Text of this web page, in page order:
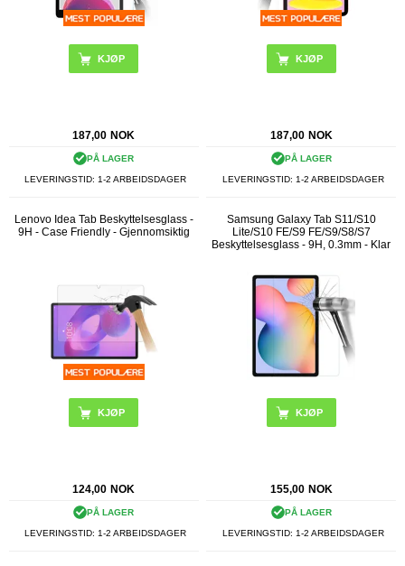
187,00 NOK
PÅ LAGER
LEVERINGSTID: 1-2 ARBEIDSDAGER
187,00 NOK
PÅ LAGER
LEVERINGSTID: 1-2 ARBEIDSDAGER
Lenovo Idea Tab Beskyttelsesglass -
9H - Case Friendly - Gjennomsiktig
124,00 NOK
PÅ LAGER
LEVERINGSTID: 1-2 ARBEIDSDAGER
Samsung Galaxy Tab S11/S10
Lite/S10 FE/S9 FE/S9/S8/S7
Beskyttelsesglass - 9H, 0.3mm - Klar
155,00 NOK
PÅ LAGER
LEVERINGSTID: 1-2 ARBEIDSDAGER